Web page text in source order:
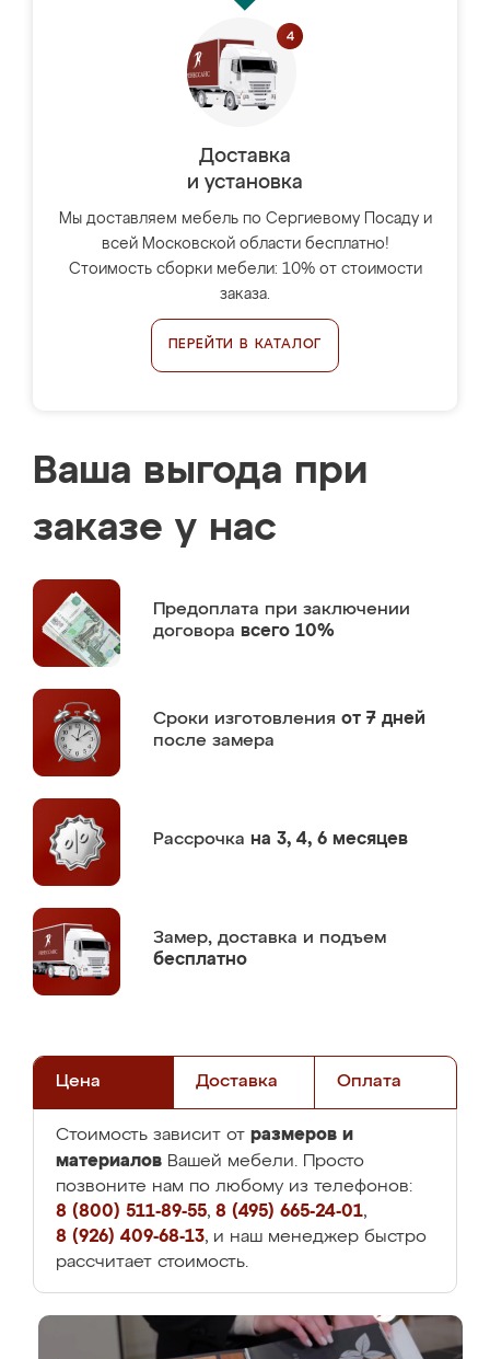
Доставка
и установка
Мы доставляем мебель по Сергиевому Посаду и
всей Московской области бесплатно!
Стоимость сборки мебели: 10% от стоимости
заказа.
ПЕРЕЙТИ В КАТАЛОГ
Ваша выгода при
заказе у нас
Предоплата при заключении
договора всего 10%
Сроки изготовления от 7 дней
после замера
Рассрочка на 3, 4, 6 месяцев
Замер, доставка и подъем
бесплатно
Цена Доставка Оплата
Стоимость зависит от размеров и
материалов Вашей мебели. Просто
позвоните нам по любому из телефонов:
8 (800) 511-89-55, 8 (495) 665-24-01,
8 (926) 409-68-13, и наш менеджер быстро
рассчитает стоимость.